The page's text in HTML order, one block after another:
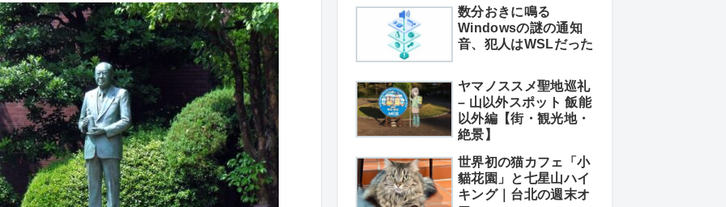
数分おきに鳴る
Windowsの謎の通知
音、犯人はWSLだった
ヤマノススメ聖地巡礼
– 山以外スポット 飯能
以外編【街・観光地・
絶景】
世界初の猫カフェ「小
貓花園」と七星山ハイ
キング｜台北の週末オ